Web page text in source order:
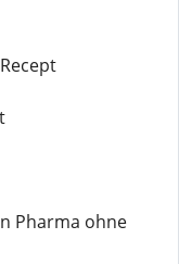
Pharma ohne